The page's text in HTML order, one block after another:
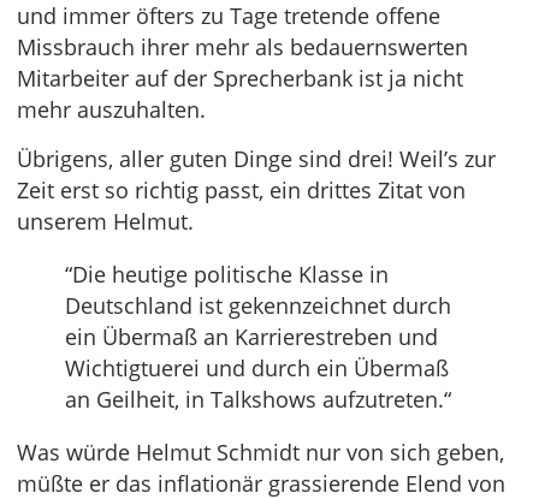
und immer öfters zu Tage tretende offene
Missbrauch ihrer mehr als bedauernswerten
Mitarbeiter auf der Sprecherbank ist ja nicht
mehr auszuhalten.
Übrigens, aller guten Dinge sind drei! Weil’s zur
Zeit erst so richtig passt, ein drittes Zitat von
unserem Helmut.
“Die heutige politische Klasse in
Deutschland ist gekennzeichnet durch
ein Übermaß an Karrierestreben und
Wichtigtuerei und durch ein Übermaß
an Geilheit, in Talkshows aufzutreten.“
Was würde Helmut Schmidt nur von sich geben,
müßte er das inflationär grassierende Elend von